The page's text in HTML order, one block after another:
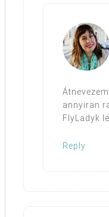
annyiran
FlyLadyk
Reply